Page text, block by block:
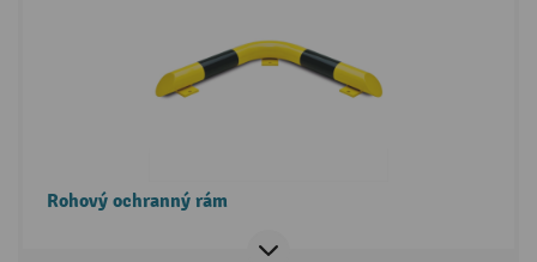
Rohový ochranný rám